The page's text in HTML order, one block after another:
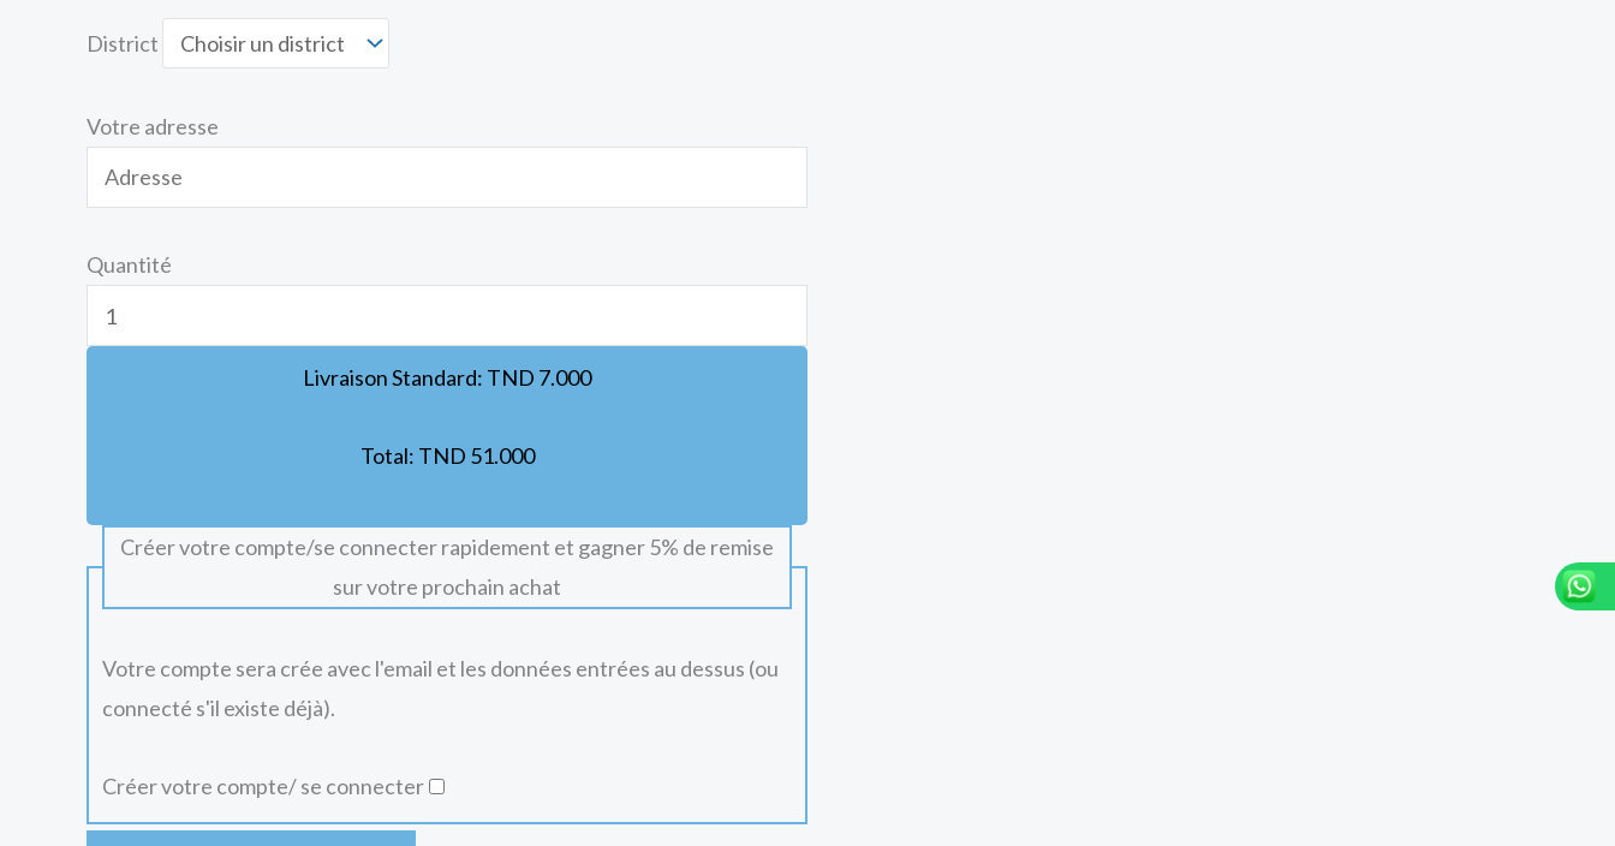
District
Votre adresse
Quantité
Livraison Standard: TND 7.000
Total: TND 51.000
Créer votre compte/se connecter rapidement et gagner 5% de remise
sur votre prochain achat
Votre compte sera crée avec l'email et les données entrées au dessus (ou
connecté s'il existe déjà).
Créer votre compte/ se connecter